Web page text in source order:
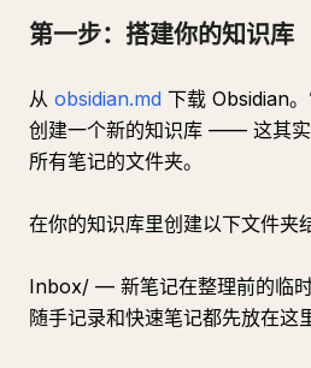
第一步：搭建你的知识库
从 obsidian.md 下载 Obsidian。
创建一个新的知识库 —— 这其
所有笔记的文件夹。
在你的知识库里创建以下文件夹
Inbox/ — 新笔记在整理前的临时
随手记录和快速笔记都先放在这